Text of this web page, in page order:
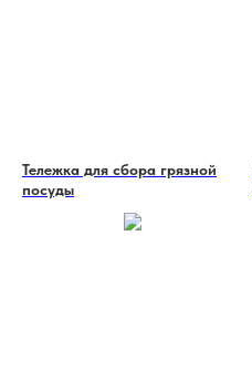
Тележка для сбора грязной
посуды